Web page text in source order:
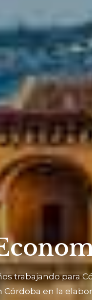
trabajando para
en la